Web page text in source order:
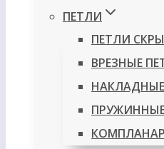
ПЕТЛИ
ПЕТЛИ
ВРЕЗНЫЕ
НАКЛАДНЫЕ